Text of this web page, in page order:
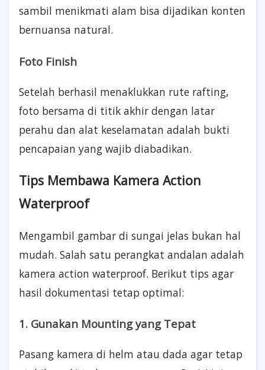
sambil menikmati alam bisa dijadikan konten
bernuansa natural.
Foto Finish
Setelah berhasil menaklukkan rute rafting,
foto bersama di titik akhir dengan latar
perahu dan alat keselamatan adalah bukti
pencapaian yang wajib diabadikan.
Tips Membawa Kamera Action
Waterproof
Mengambil gambar di sungai jelas bukan hal
mudah. Salah satu perangkat andalan adalah
kamera action waterproof. Berikut tips agar
hasil dokumentasi tetap optimal:
1. Gunakan Mounting yang Tepat
Pasang kamera di helm atau dada agar tetap